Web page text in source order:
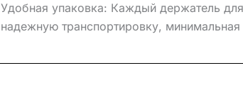
Удобная упаковка: Каждый держатель
надежную транспортировку, минимальная